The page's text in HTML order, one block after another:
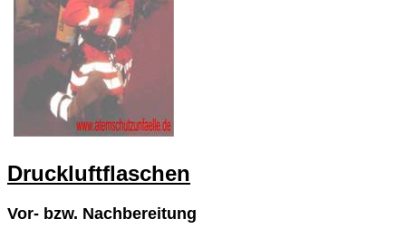
Druckluftflaschen
Vor- bzw. Nachbereitung